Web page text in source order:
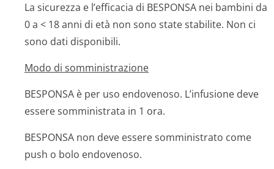
La sicurezza e l’efficacia di BESPONSA nei bambini da
0 a < 18 anni di età non sono state stabilite. Non ci
sono dati disponibili.
Modo di somministrazione
BESPONSA è per uso endovenoso. L’infusione deve
essere somministrata in 1 ora.
BESPONSA non deve essere somministrato come
push o bolo endovenoso.